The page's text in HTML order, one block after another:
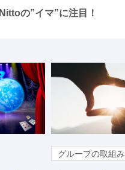
Nittoの”イマ”に注目！
グループの取組み